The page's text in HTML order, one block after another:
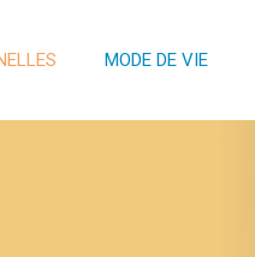
MODE DE VIE